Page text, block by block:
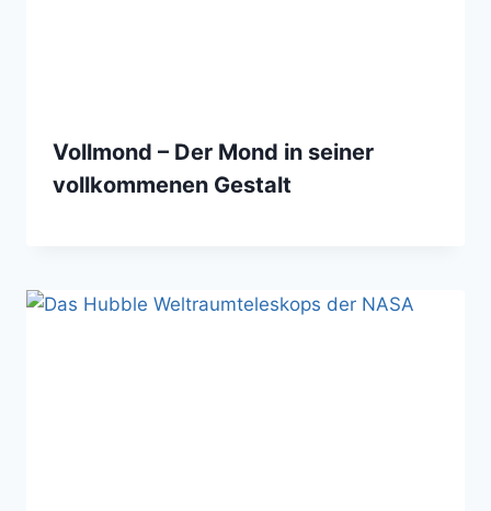
Vollmond – Der Mond in seiner
vollkommenen Gestalt